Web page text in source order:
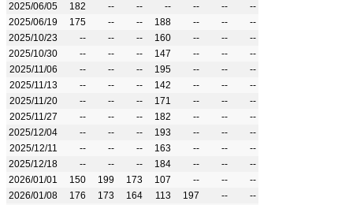
2025/06/05
182 -- -- -- -- --
--
2025/06/19
175 -- -- 188 -- --
--
2025/10/23
-- -- -- 160 -- --
--
2025/10/30
-- -- -- 147 -- --
--
2025/11/06
-- -- -- 195 -- --
--
2025/11/13
-- -- -- 142 -- --
--
2025/11/20
-- -- -- 171 -- --
--
2025/11/27
-- -- -- 182 -- --
--
2025/12/04
-- -- -- 193 -- --
--
2025/12/11
-- -- -- 163 -- --
--
2025/12/18
-- -- -- 184 -- --
--
2026/01/01
150 199 173 107 -- --
--
2026/01/08
176 173 164 113 197 --
--